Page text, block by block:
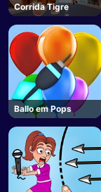
Corrida Tigre
Ballo em Pops